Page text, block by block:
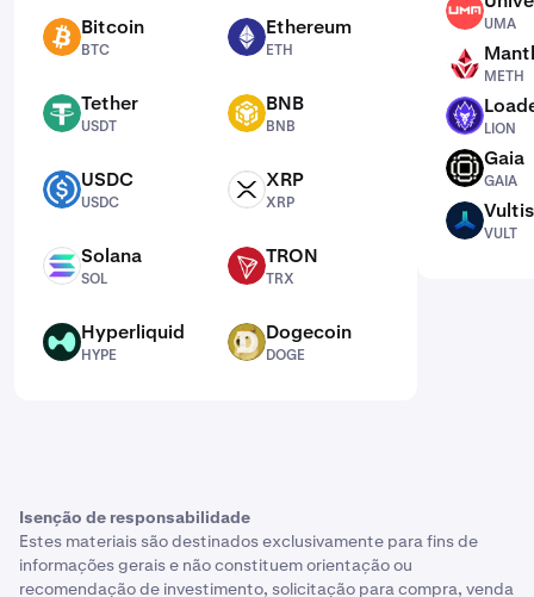
BTC Bitcoin
BTC
ETH Ethereum
ETH
USDT Tether
USDT
BNB BNB
BNB
USDC USDC
USDC
XRP XRP
XRP
SOL Solana
SOL
TRX TRON
TRX
HYPE Hyperliquid
HYPE
DOGE Dogecoin
DOGE
UMA
UMA
METH
METH
LION
LION
Gaia
GAIA
VULT
VULT
Isenção de responsabilidade
Estes materiais são destinados exclusivamente para fins de
informações gerais e não constituem orientação ou
recomendação de investimento, solicitação para compra, venda